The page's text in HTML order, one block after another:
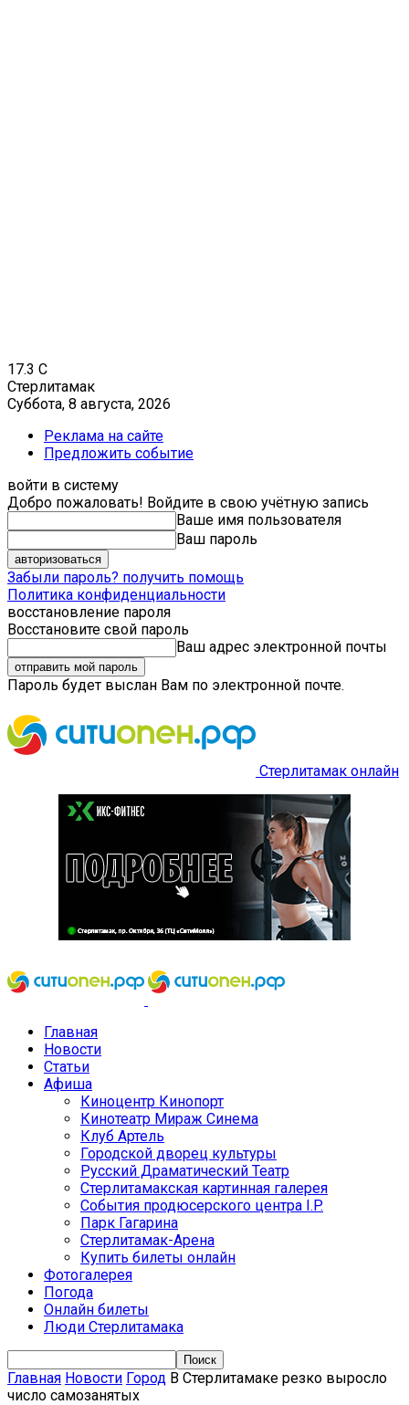
17.3 C
Стерлитамак
Суббота, 8 августа, 2026
Реклама на сайте
Предложить событие
войти в систему
Добро пожаловать! Войдите в свою учётную запись
Ваше имя пользователя
Ваш пароль
Забыли пароль? получить помощь
Политика конфиденциальности
восстановление пароля
Восстановите свой пароль
Ваш адрес электронной почты
Пароль будет выслан Вам по электронной почте.
Стерлитамак онлайн
Главная
Новости
Статьи
Афиша
Киноцентр Кинопорт
Кинотеатр Мираж Синема
Клуб Артель
Городской дворец культуры
Русский Драматический Театр
Стерлитамакская картинная галерея
События продюсерского центра I.P.
Парк Гагарина
Стерлитамак-Арена
Купить билеты онлайн
Фотогалерея
Погода
Онлайн билеты
Люди Стерлитамака
Главная Новости Город В Стерлитамаке резко выросло
число самозанятых